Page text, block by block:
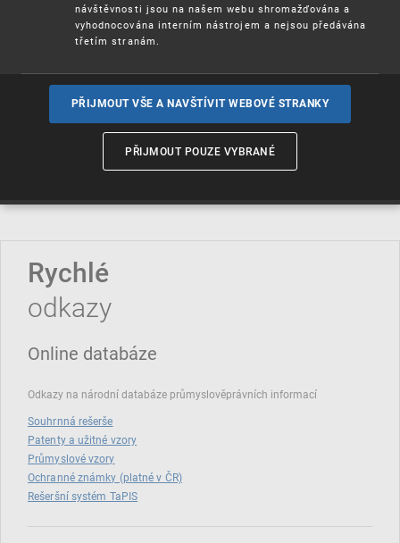
Označení původua zeměpisná
Rychlé
odkazy
Online databáze
Odkazy na národní databáze průmyslověprávních informací
Souhrnná rešerše
Patenty a užitné vzory
Průmyslové vzory
Ochranné známky (platné v ČR)
Rešeršní systém TaPIS
návštěvnosti jsou na našem webu shromažďována a
vyhodnocována interním nástrojem a nejsou předávána
třetím stranám.
PŘIJMOUT VŠE A NAVŠTÍVIT WEBOVÉ STRANKY
PŘIJMOUT POUZE VYBRANÉ